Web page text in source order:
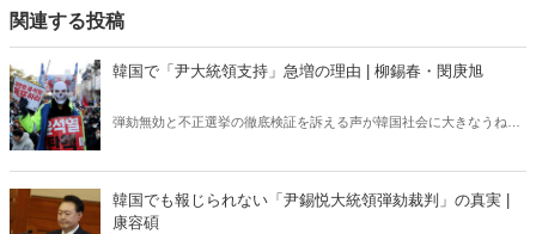
関連する投稿
韓国で「尹大統領支持」急増の理由 | 柳錫春・閔庚旭
弾劾無効と不正選挙の徹底検証を訴える声が韓国社会に大きなうねり
か？ 韓国政治に精通する柳錫春元延世大学教授と、公明選挙大韓党
の閔庚旭代表が緊急独占対談で語り合った。
韓国でも報じられない「尹錫悦大統領弾劾裁判」の真実 |
康容碩